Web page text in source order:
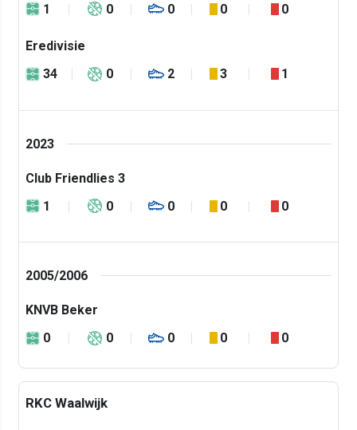
1
0 0 0 0
Eredivisie
34
0 2 3 1
2023
Club Friendlies 3
1
0 0 0 0
2005/2006
KNVB Beker
0
0 0 0 0
RKC Waalwijk